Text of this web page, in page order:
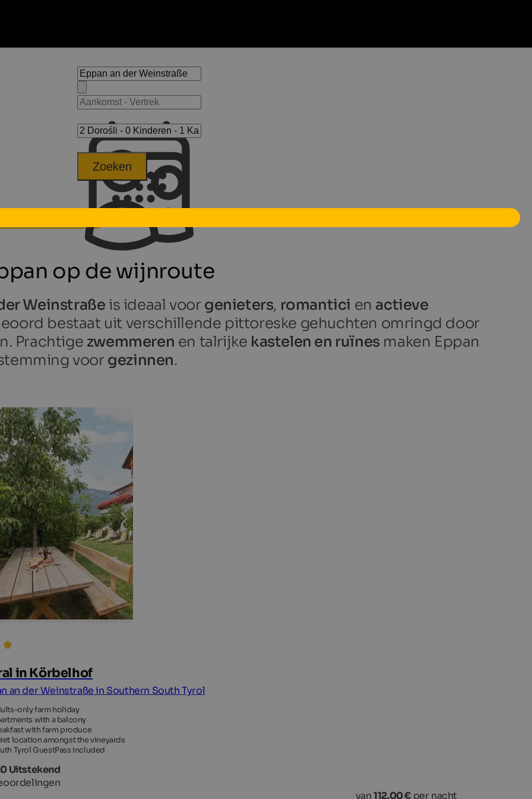
Zoeken
op de wijnroute
Weinstraße is ideaal voorgenieters, romantici en actieve
bestaat uit verschillende pittoreske gehuchten omringd door
Prachtige zwemmeren en talrijke kastelen en ruïnes maken Eppan
voorgezinnen.
in Körbelhof
an der Weinstraße in Southern South Tyrol
only farm holiday
with a balcony
with farm produce
location amongst the vineyards
Tyrol GuestPass included
Uitstekend
van112.00 € per nacht